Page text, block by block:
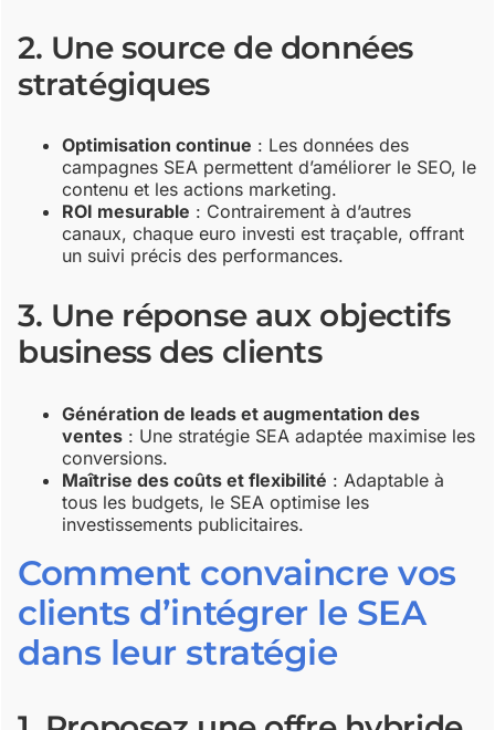
2. Une source de données
stratégiques
Optimisation continue : Les données des
campagnes SEA permettent d’améliorer le SEO, le
contenu et les actions marketing.
ROI mesurable : Contrairement à d’autres
canaux, chaque euro investi est traçable, offrant
un suivi précis des performances.
3. Une réponse aux objectifs
business des clients
Génération de leads et augmentation des
ventes : Une stratégie SEA adaptée maximise les
conversions.
Maîtrise des coûts et flexibilité : Adaptable à
tous les budgets, le SEA optimise les
investissements publicitaires.
Comment convaincre vos
clients d’intégrer le SEA
dans leur stratégie